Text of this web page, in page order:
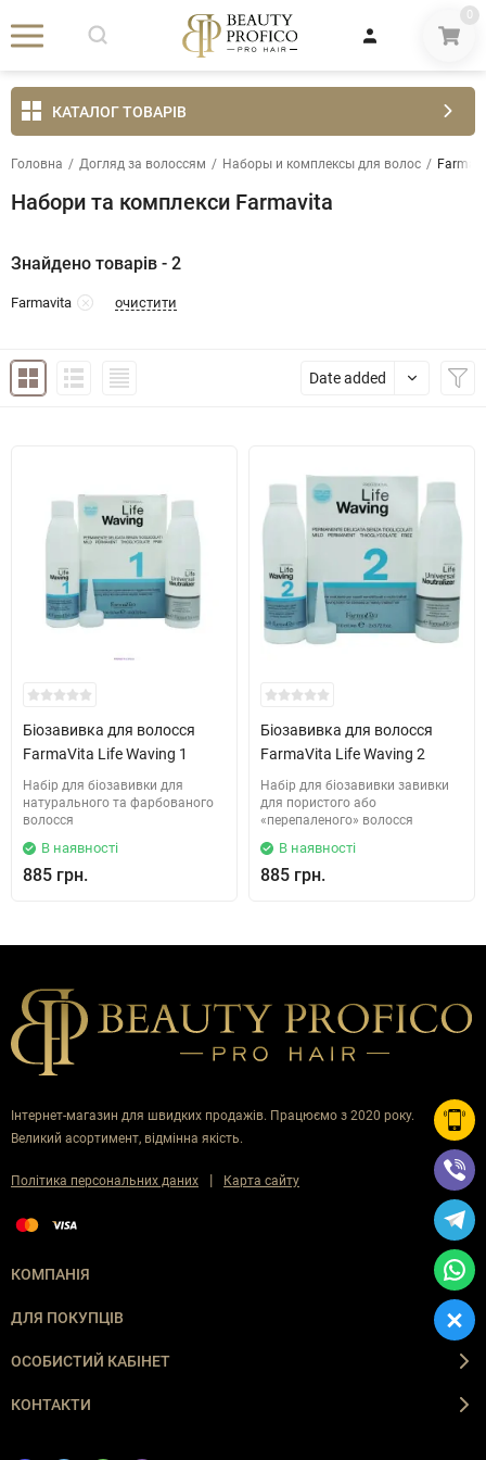
0
КАТАЛОГ ТОВАРІВ
Головна / Догляд за волоссям / Наборы и комплексы для волос /
Набори та комплекси Farmavita
Знайдено товарів - 2
Farmavita очистити
Date added
Біозавивка для волосся
FarmaVita Life Waving 1
Набір для біозавивки для
натурального та фарбованого
волосся
В наявності
885 грн.
Біозавивка для волосся
FarmaVita Life Waving 2
Набір для біозавивки завивки
для пористого або
«перепаленого» волосся
В наявності
885 грн.
Інтернет-магазин для швидких продажів. Працюємо з 2020 року.
Великий асортимент, відмінна якість.
Політика персональних даних | Карта сайту
КОМПАНІЯ
ДЛЯ ПОКУПЦІВ
ОСОБИСТИЙ КАБІНЕТ
КОНТАКТИ